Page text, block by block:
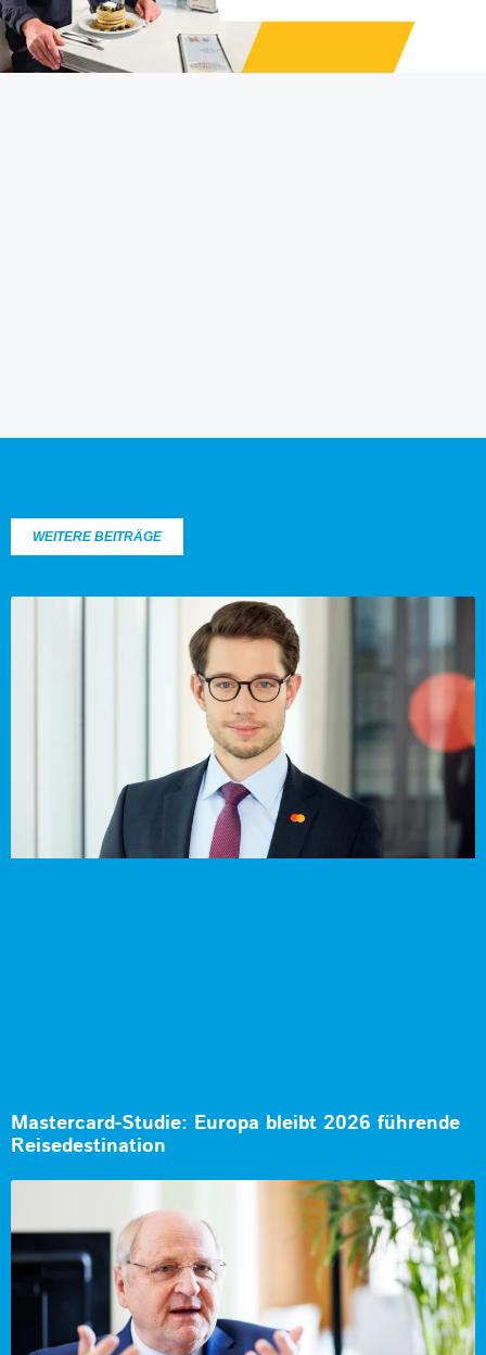
WEITERE BEITRÄGE
Mastercard-Studie: Europa bleibt 2026 führende
Reisedestination